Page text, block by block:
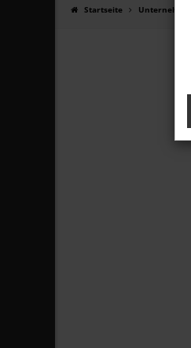
Startseite Unternehmen